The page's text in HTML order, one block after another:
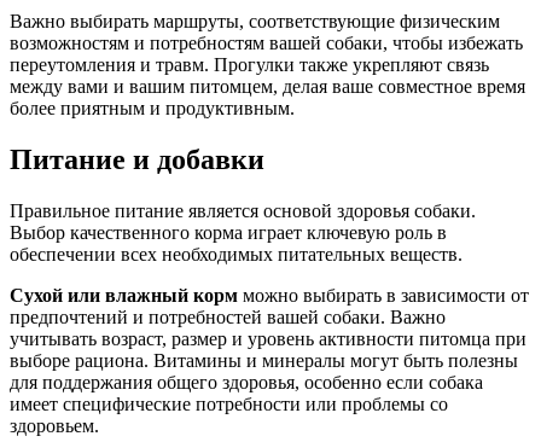
Важно выбирать маршруты, соответствующие физическим
возможностям и потребностям вашей собаки, чтобы избежать
переутомления и травм. Прогулки также укрепляют связь
между вами и вашим питомцем, делая ваше совместное время
более приятным и продуктивным.
Питание и добавки
Правильное питание является основой здоровья собаки.
Выбор качественного корма играет ключевую роль в
обеспечении всех необходимых питательных веществ.
Сухой или влажный корм можно выбирать в зависимости от
предпочтений и потребностей вашей собаки. Важно
учитывать возраст, размер и уровень активности питомца при
выборе рациона. Витамины и минералы могут быть полезны
для поддержания общего здоровья, особенно если собака
имеет специфические потребности или проблемы со
здоровьем.